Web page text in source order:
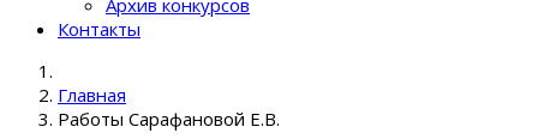
Архив конкурсов
Контакты
Главная
Работы Сарафановой Е.В.